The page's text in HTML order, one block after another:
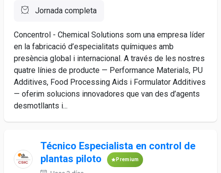
Jornada completa
Concentrol - Chemical Solutions som una empresa líder
en la fabricació d’especialitats químiques amb
presència global i internacional. A través de les nostres
quatre línies de producte — Performance Materials, PU
Additives, Food Processing Aids i Formulator Additives
— oferim solucions innovadores que van des d’agents
desmotllants i...
Técnico Especialista en control de
plantas piloto
Premium